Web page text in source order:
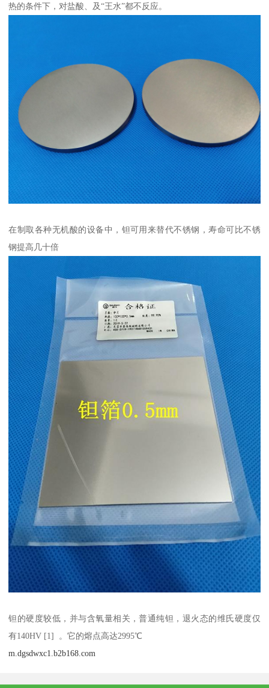
热的条件下，对盐酸、及“王水”都不反应。
在制取各种无机酸的设备中，钽可用来替代不锈钢，寿命可比不锈
钢提高几十倍
钽的硬度较低，并与含氧量相关，普通纯钽，退火态的维氏硬度仅
有140HV [1] 。它的熔点高达2995℃
m.dgsdwxc1.b2b168.com